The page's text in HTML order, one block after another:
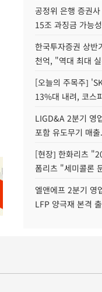
공정위 은행 증권
15조 과징금 가능성
한국투자증권 상반
천억, "역대 최대
[오늘의 주목주]
13%대 내려, 코스
LIGD&A 2분기 영
포함 유도무기 매출
[현장] 한화리츠
폼리츠 "세미콜론
엘앤에프 2분기 영
LFP 양극재 본격